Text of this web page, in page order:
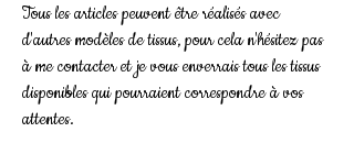
Tous les articles peuvent être réalisés avec
d'autres modèles de tissus, pour cela n'hésitez pas
à me contacter et je vous enverrais tous les tissus
disponibles qui pourraient correspondre à vos
attentes.